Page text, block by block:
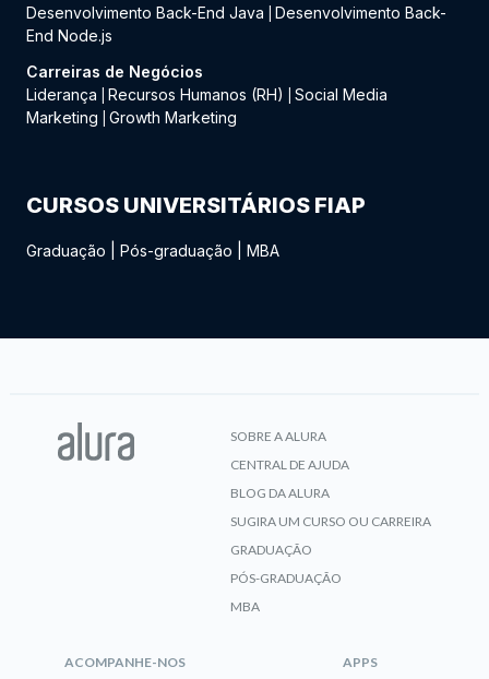
Desenvolvimento Back-End Java
Desenvolvimento Back-
End Node.js
Carreiras de Negócios
Liderança
Recursos Humanos (RH)
Social Media
Marketing
Growth Marketing
CURSOS UNIVERSITÁRIOS FIAP
Graduação Pós-graduação MBA
SOBRE A ALURA
CENTRAL DE AJUDA
BLOG DA ALURA
SUGIRA UM CURSO OU CARREIRA
GRADUAÇÃO
PÓS-GRADUAÇÃO
MBA
ACOMPANHE-NOS APPS